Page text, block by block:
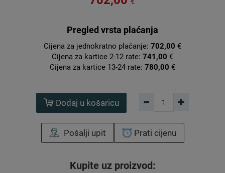
Pregled vrsta plaćanja
Cijena za jednokratno plaćanje: 702,00 €
Cijena za kartice 2-12 rate: 741,00 €
Cijena za kartice 13-24 rate: 780,00 €
Dodaj u košaricu
Pošalji upit Prati cijenu
Kupite uz proizvod: